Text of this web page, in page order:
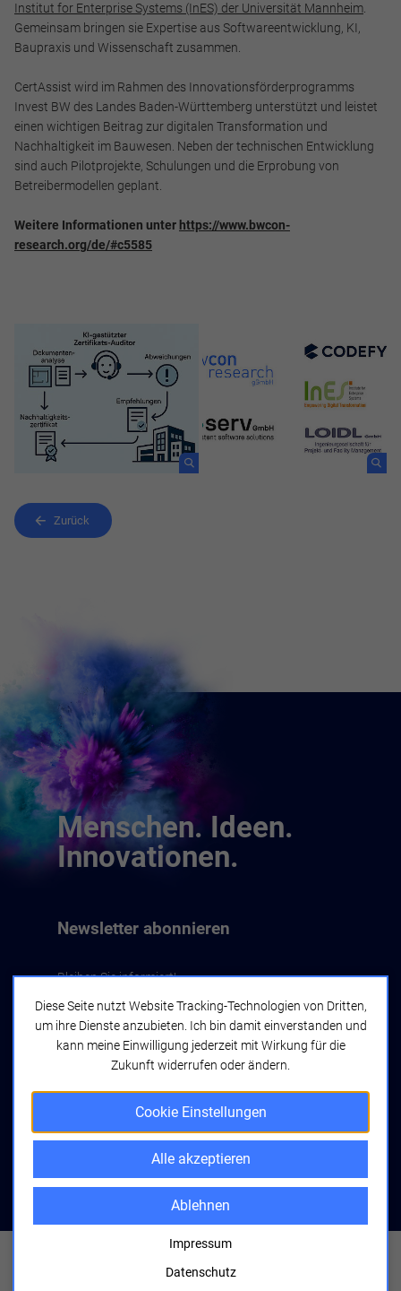
Institut for Enterprise Systems (InES) der Universität Mannheim
Gemeinsam bringen sie Expertise aus Softwareentwicklung, KI,
Baupraxis und Wissenschaft zusammen.
CertAssist wird im Rahmen des Innovationsförderprogramms
Invest BW des Landes Baden-Württemberg unterstützt und leistet
einen wichtigen Beitrag zur digitalen Transformation und
Nachhaltigkeit im Bauwesen. Neben der technischen Entwicklung
sind auch Pilotprojekte, Schulungen und die Erprobung von
Betreibermodellen geplant.
Weitere Informationen unterhttps://www.bwcon-
research.org/de/#c5585
Zurück
Menschen. Ideen.
Innovationen.
Seyfferstraße 34
Newsletter abonnieren
Bleiben Sie informiert!
Jetzt abonnieren
Datenschutzerklärung
Cookie Einstellungen
Diese Seite nutzt Website Tracking-Technologien von Dritten,
um ihre Dienste anzubieten. Ich bin damit einverstanden und
kann meine Einwilligung jederzeit mit Wirkung für die
Zukunft widerrufen oder ändern.
Cookie Einstellungen
Alle akzeptieren
Ablehnen
Impressum
Datenschutz
Alle akzeptieren
Speichern
Impressum Datenschutz